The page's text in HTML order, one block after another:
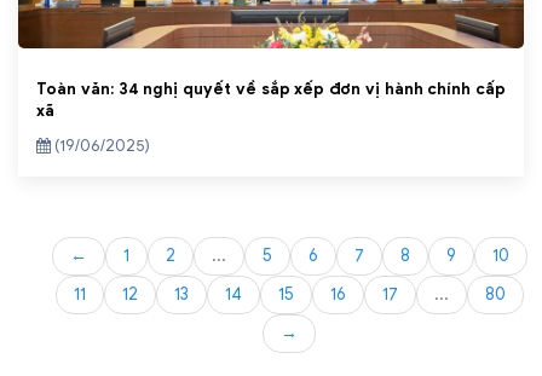
Toàn văn: 34 nghị quyết về sắp xếp đơn vị hành chính cấp
xã
(19/06/2025)
← 1 2 ... 5 6 7 8 9
10
11
12 13 14 15 16 17 ...
80
→